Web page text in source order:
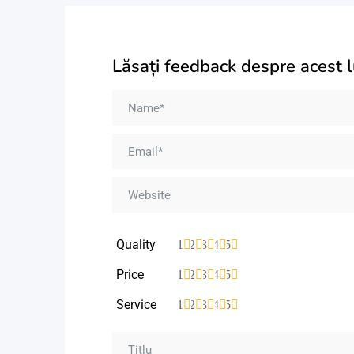
Lăsați feedback despre acest
Quality 5
4
3
2
1
Price 5
4
3
2
1
Service 5
4
3
2
1